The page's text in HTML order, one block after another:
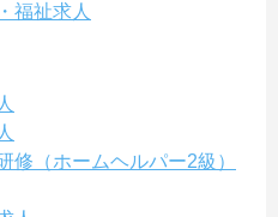
福祉求人
修（ホームヘルパー2級）